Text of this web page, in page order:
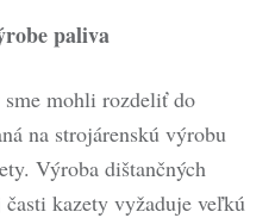
paliva
mohli rozdeliť do
na strojárenskú výrobu
Výroba dištančných
kazety vyžaduje veľkú